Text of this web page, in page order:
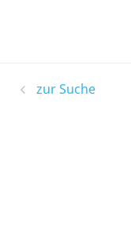
zur Suche